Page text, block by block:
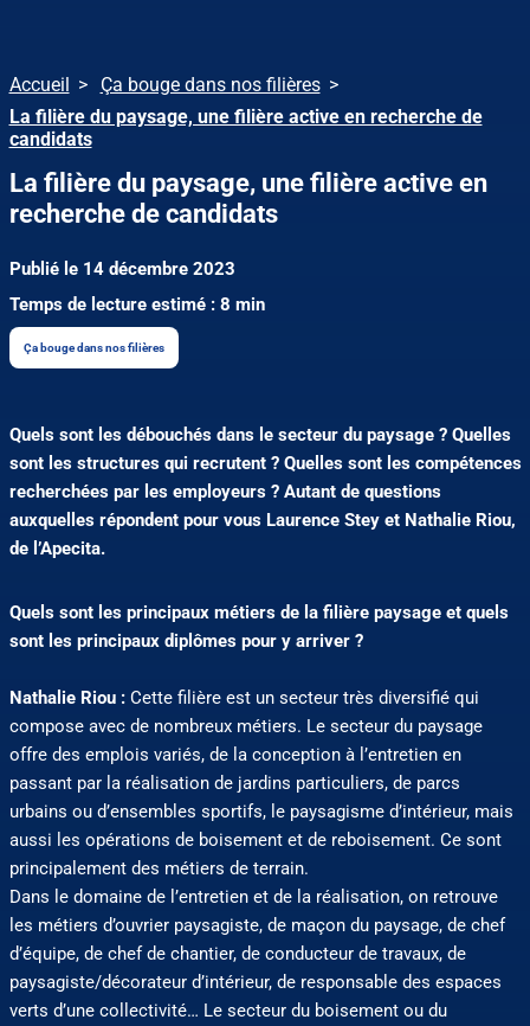
Accueil
Ça bouge dans nos filières
La filière du paysage, une filière active en recherche de
candidats
La filière du paysage, une filière active en
recherche de candidats
Publié le 14 décembre 2023
Temps de lecture estimé : 8 min
Ça bouge dans nos filières
Quels sont les débouchés dans le secteur du paysage ? Quelles
sont les structures qui recrutent ? Quelles sont les compétences
recherchées par les employeurs ? Autant de questions
auxquelles répondent pour vous Laurence Stey et Nathalie Riou,
de l’Apecita.
Quels sont les principaux métiers de la filière paysage et quels
sont les principaux diplômes pour y arriver ?
Nathalie Riou : Cette filière est un secteur très diversifié qui
compose avec de nombreux métiers. Le secteur du paysage
offre des emplois variés, de la conception à l’entretien en
passant par la réalisation de jardins particuliers, de parcs
urbains ou d’ensembles sportifs, le paysagisme d’intérieur, mais
aussi les opérations de boisement et de reboisement. Ce sont
principalement des métiers de terrain.
Dans le domaine de l’entretien et de la réalisation, on retrouve
les métiers d’ouvrier paysagiste, de maçon du paysage, de chef
d’équipe, de chef de chantier, de conducteur de travaux, de
paysagiste/décorateur d’intérieur, de responsable des espaces
verts d’une collectivité… Le secteur du boisement ou du